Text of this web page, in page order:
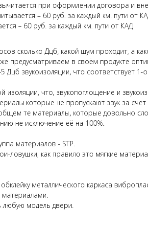
при оформлении договора и
– 60 руб. за каждый км. пути от
– 60 руб. за каждый км. пути от КАД
сколько Дцб, какой шум проходит, а
предусматриваем в своём продукте
Дцб звукоизоляции, что соответствует
изоляции, что, звукопоглощение и
которые не пропускают звук за
те материалы, которые довольно
не исключение её на 100%.
материалов - STP.
ловушки, как правило это мягкие
металлического каркаса
любую модель двери.